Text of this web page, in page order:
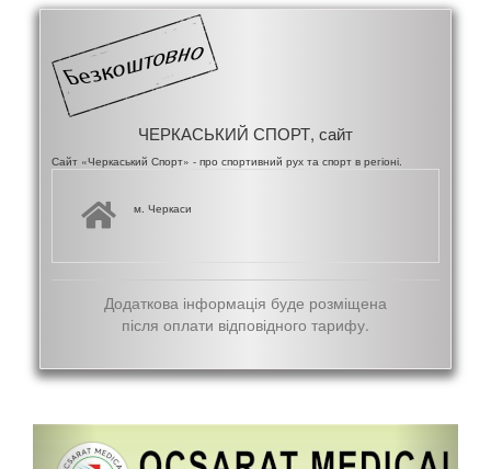
ЧЕРКАСЬКИЙ СПОРТ, сайт
Сайт «Черкаський Спорт» - про спортивний рух та спорт в регіоні.
м. Черкаси
Додаткова інформація буде розміщена
після оплати відповідного тарифу.